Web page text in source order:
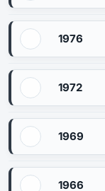
1976
1972
1969
1966